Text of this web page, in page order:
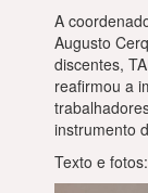
A
Augusto
discentes,
reafirmou a
instrumento
Texto e